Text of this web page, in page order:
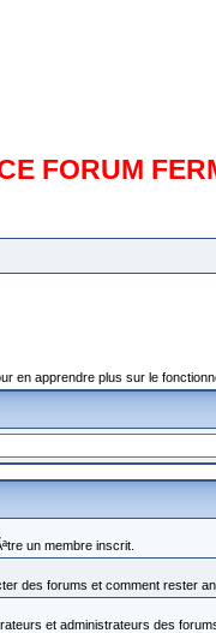
FORUM
en apprendre plus sur le
un membre inscrit.
des forums et comment rester
et administrateurs des